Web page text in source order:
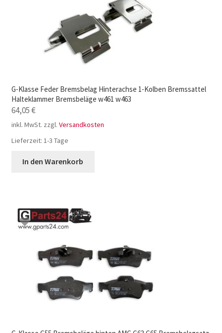
G-Klasse Feder Bremsbelag Hinterachse 1-Kolben Bremssattel
Halteklammer Bremsbeläge w461 w463
64,05€
inkl. MwSt. zzgl. Versandkosten
Lieferzeit: 1-3 Tage
In den Warenkorb